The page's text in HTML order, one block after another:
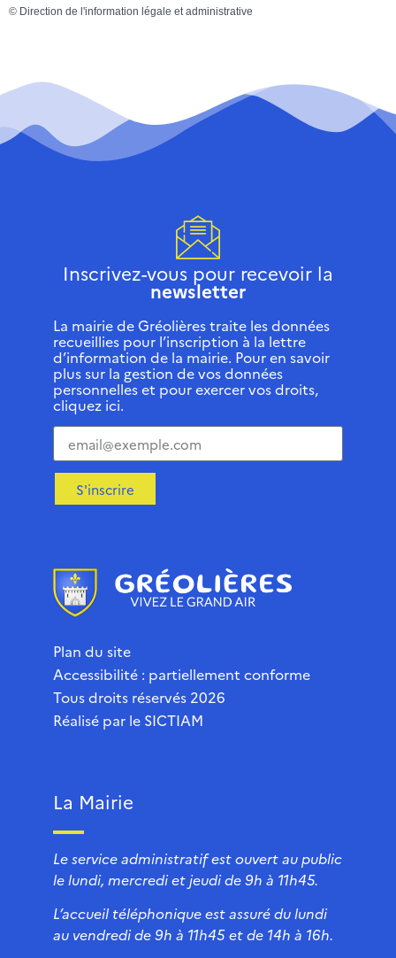
© Direction de l'information légale et administrative
Inscrivez-vous pour recevoir la
newsletter
La mairie de Gréolières traite les données
recueillies pour l’inscription à la lettre
d’information de la mairie. Pour en savoir
plus sur la gestion de vos données
personnelles et pour exercer vos droits,
cliquez ici.
S'inscrire
Plan du site
Accessibilité : partiellement conforme
Tous droits réservés 2026
Réalisé par le SICTIAM
La Mairie
Le service administratif est ouvert au public
le lundi, mercredi et jeudi de 9h à 11h45.
L’accueil téléphonique est assuré du lundi
au vendredi de 9h à 11h45 et de 14h à 16h.